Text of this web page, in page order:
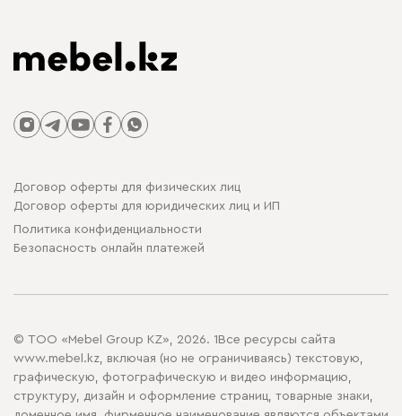
Договор оферты для физических лиц
Договор оферты для юридических лиц и ИП
Политика конфиденциальности
Безопасность онлайн платежей
© ТОО «Mebel Group KZ», 2026. 1Все ресурсы сайта
www.mebel.kz, включая (но не ограничиваясь) текстовую,
графическую, фотографическую и видео информацию,
структуру, дизайн и оформление страниц, товарные знаки,